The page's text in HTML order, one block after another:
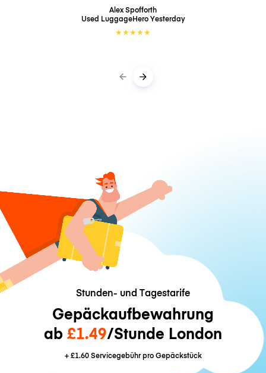
Alex Spofforth
Used LuggageHeroYesterday
★★★★★
Stunden- und Tagestarife
Gepäckaufbewahrung
ab £1.49/Stunde London
+£1.60Servicegebühr pro Gepäckstück